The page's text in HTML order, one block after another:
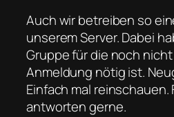
Auch wir betreiben so
unserem Server. Dabei
Gruppe für die noch
Anmeldung nötig ist.
Einfach mal reinschauen.
antworten gerne.